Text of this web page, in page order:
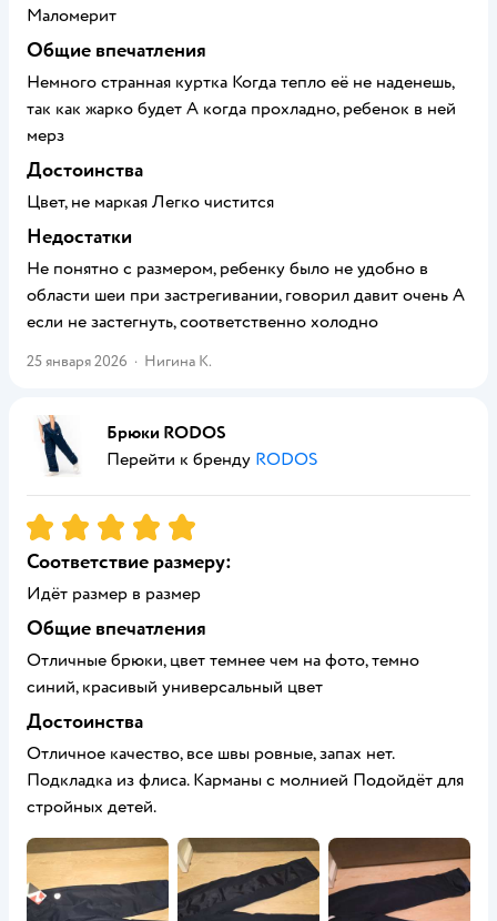
Маломерит
Общие впечатления
Немного странная куртка Когда тепло её не наденешь,
так как жарко будет А когда прохладно, ребенок в ней
мерз
Достоинства
Цвет, не маркая Легко чистится
Недостатки
Не понятно с размером, ребенку было не удобно в
области шеи при застрегивании, говорил давит очень А
если не застегнуть, соответственно холодно
25 января 2026 · Нигина К.
Брюки RODOS
Перейти к бренду RODOS
Рейтинг:5
Соответствие размеру:
Идёт размер в размер
Общие впечатления
Отличные брюки, цвет темнее чем на фото, темно
синий, красивый универсальный цвет
Достоинства
Отличное качество, все швы ровные, запах нет.
Подкладка из флиса. Карманы с молнией Подойдёт для
стройных детей.